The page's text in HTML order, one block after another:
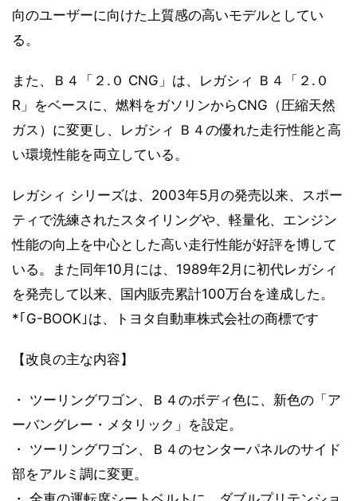
向のユーザーに向けた上質感の高いモデルとしてい
る。
また、Ｂ４「２.０ CNG」は、レガシィ Ｂ４「２.０
R」をベースに、燃料をガソリンからCNG（圧縮天然
ガス）に変更し、レガシィ Ｂ４の優れた走行性能と高
い環境性能を両立している。
レガシィ シリーズは、2003年5月の発売以来、スポー
ティで洗練されたスタイリングや、軽量化、エンジン
性能の向上を中心とした高い走行性能が好評を博して
いる。また同年10月には、1989年2月に初代レガシィ
を発売して以来、国内販売累計100万台を達成した。
*｢G-BOOK｣は、トヨタ自動車株式会社の商標です
【改良の主な内容】
・ ツーリングワゴン、Ｂ４のボディ色に、新色の「ア
ーバングレー・メタリック」を設定。
・ ツーリングワゴン、Ｂ４のセンターパネルのサイド
部をアルミ調に変更。